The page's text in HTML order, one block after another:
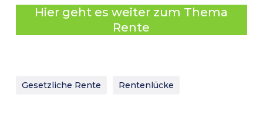
Hier geht es weiter zum Thema
Rente
Gesetzliche Rente Rentenlücke